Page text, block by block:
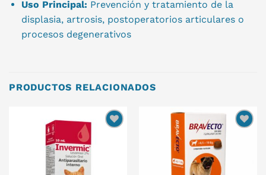
Uso Principal: Prevención y tratamiento de la
displasia, artrosis, postoperatorios articulares o
procesos degenerativos
PRODUCTOS RELACIONADOS